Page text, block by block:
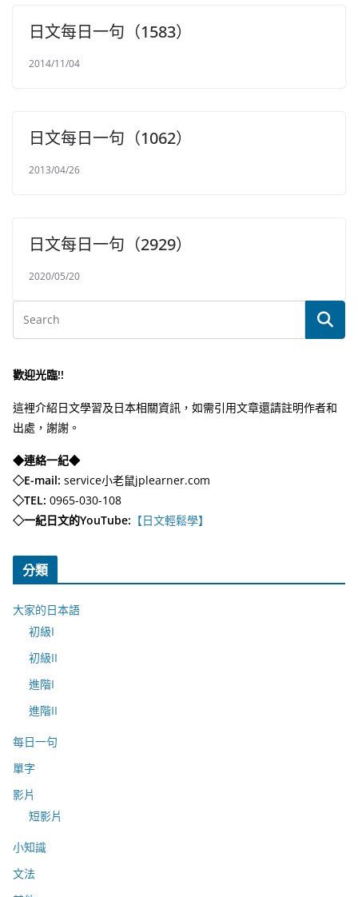
日文每日一句（1583）
2014/11/04
日文每日一句（1062）
2013/04/26
日文每日一句（2929）
2020/05/20
歡迎光臨!!
這裡介紹日文學習及日本相關資訊，如需引用文章還請註明作者和
出處，謝謝。
◆連絡一紀◆
◇E-mail: service小老鼠jplearner.com
◇TEL: 0965-030-108
◇一紀日文的YouTube: 【日文輕鬆學】
分類
大家的日本語
初級I
初級II
進階I
進階II
每日一句
單字
影片
短影片
小知識
文法